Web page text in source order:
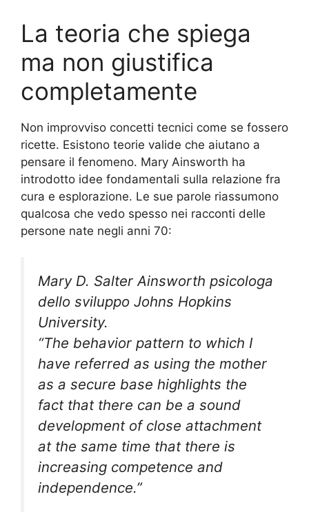
La teoria che spiega
ma non giustifica
completamente
Non improvviso concetti tecnici come se fossero
ricette. Esistono teorie valide che aiutano a
pensare il fenomeno. Mary Ainsworth ha
introdotto idee fondamentali sulla relazione fra
cura e esplorazione. Le sue parole riassumono
qualcosa che vedo spesso nei racconti delle
persone nate negli anni 70:
Mary D. Salter Ainsworth psicologa
dello sviluppo Johns Hopkins
University.
“The behavior pattern to which I
have referred as using the mother
as a secure base highlights the
fact that there can be a sound
development of close attachment
at the same time that there is
increasing competence and
independence.”